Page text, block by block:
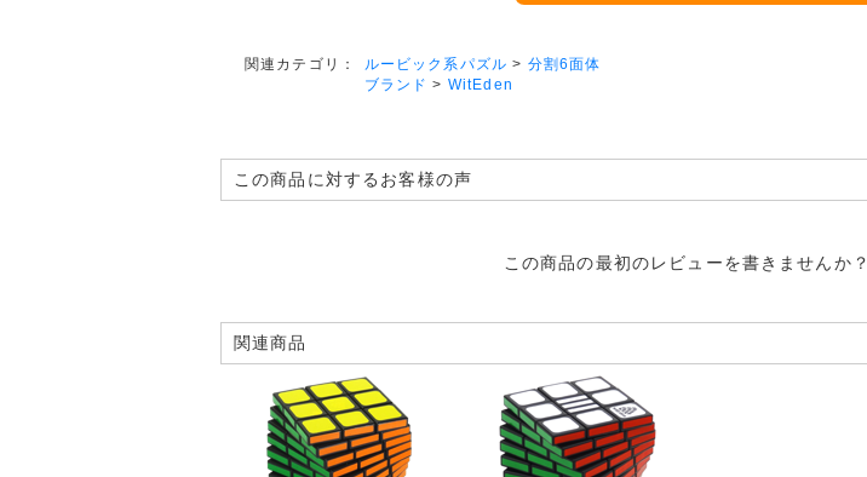
関連カテゴリ： ルービック系パズル > 分割6面体
ブランド > WitEden
この商品に対するお客様の声
この商品の最初のレビューを書きませんか？
関連商品